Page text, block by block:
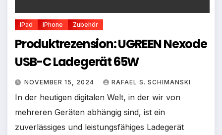
IPad IPhone Zubehör
Produktrezension: UGREEN Nexode
USB-C Ladegerät 65W
NOVEMBER 15, 2024 RAFAEL S. SCHIMANSKI
In der heutigen digitalen Welt, in der wir von
mehreren Geräten abhängig sind, ist ein
zuverlässiges und leistungsfähiges Ladegerät